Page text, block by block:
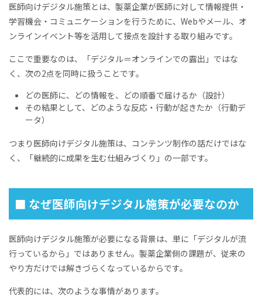
医師向けデジタル施策とは、製薬企業が医師に対して情報提供・
学習機会・コミュニケーションを行うために、Webやメール、オ
ンラインイベント等を活用して接点を設計する取り組みです。
ここで重要なのは、「デジタル＝オンラインでの露出」ではな
く、次の2点を同時に扱うことです。
どの医師に、どの情報を、どの順番で届けるか（設計）
その結果として、どのような反応・行動が起きたか（行動デ
ータ）
つまり医師向けデジタル施策は、コンテンツ制作の話だけではな
く、「継続的に成果を生む仕組みづくり」の一部です。
■ なぜ医師向けデジタル施策が必要なのか
医師向けデジタル施策が必要になる背景は、単に「デジタルが流
行っているから」ではありません。製薬企業側の課題が、従来の
やり方だけでは解きづらくなっているからです。
代表的には、次のような事情があります。